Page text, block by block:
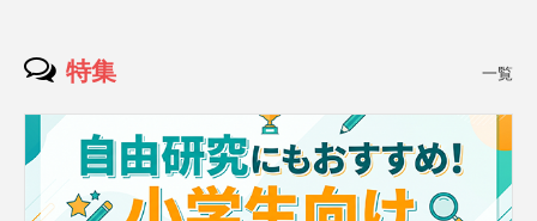
特集 一覧